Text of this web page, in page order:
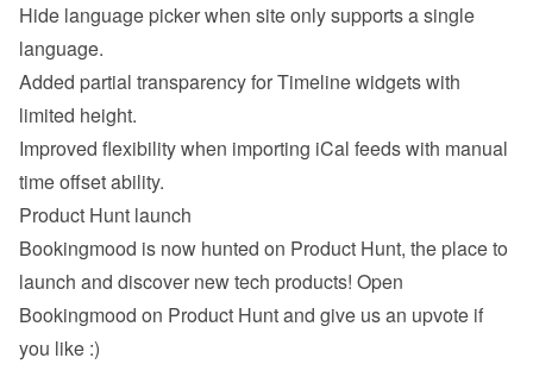
Hide language picker when site only supports a single
language.
Added partial transparency for Timeline widgets with
limited height.
Improved flexibility when importing iCal feeds with manual
time offset ability.
Product Hunt launch
Bookingmood is now hunted on Product Hunt, the place to
launch and discover new tech products! Open
Bookingmood on Product Hunt and give us an upvote if
you like :)